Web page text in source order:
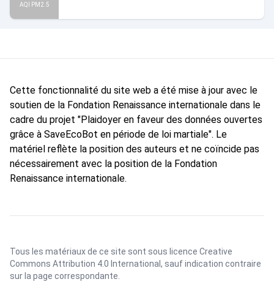
AQI PM2.5
Cette fonctionnalité du site web a été mise à jour avec le
soutien de la Fondation Renaissance internationale dans le
cadre du projet "Plaidoyer en faveur des données ouvertes
grâce à SaveEcoBot en période de loi martiale". Le
matériel reflète la position des auteurs et ne coïncide pas
nécessairement avec la position de la Fondation
Renaissance internationale.
Tous les matériaux de ce site sont sous licence Creative
Commons Attribution 4.0 International , sauf indication contraire
sur la page correspondante.